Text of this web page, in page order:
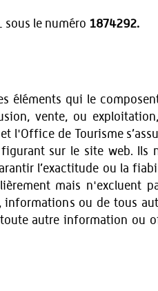
sous le numéro 1874292.
éléments qui le
vente, ou
l'Office de Tourisme
sur le site web. Ils
l’exactitude ou la
mais n'excluent
ou de tous
autre information